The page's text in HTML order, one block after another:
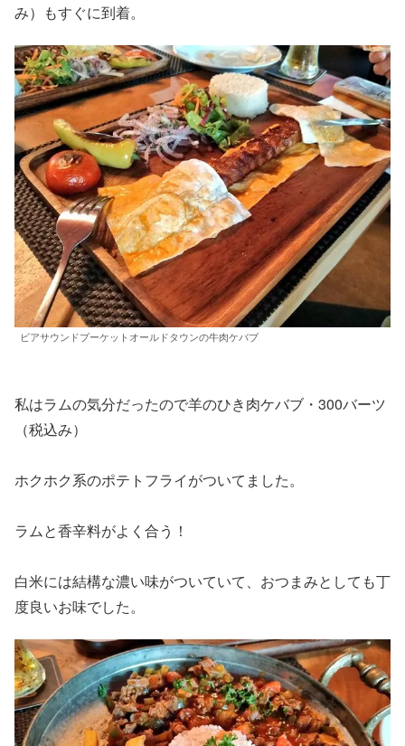
み）もすぐに到着。
ビアサウンドプーケットオールドタウンの牛肉ケバブ
私はラムの気分だったので羊のひき肉ケバブ・300バーツ
（税込み）
ホクホク系のポテトフライがついてました。
ラムと香辛料がよく合う！
白米には結構な濃い味がついていて、おつまみとしても丁
度良いお味でした。